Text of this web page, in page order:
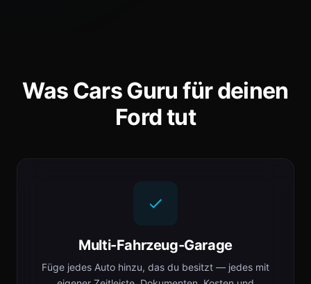
Was Cars Guru für deinen
Ford tut
Multi-Fahrzeug-Garage
Füge jedes Auto hinzu, das du besitzt — jedes mit